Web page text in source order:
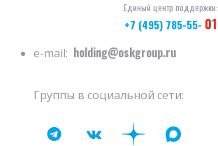
Единый центр поддержки:
+7 (495) 785-55- 01
e-mail: holding@oskgroup.ru
Группы в социальной сети: